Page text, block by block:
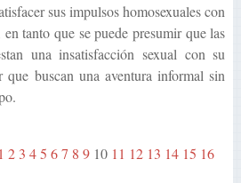
sus impulsos homosexuales con
en tanto que se puede presumir que las
una insatisfacción sexual con su
buscan una aventura informal sin
1 2 3 4 5 6 7 8 910 11 12 13 14 15 16